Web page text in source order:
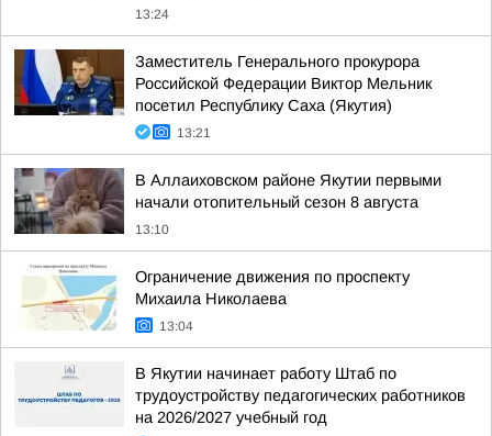
13:24
Заместитель Генерального прокурора
Российской Федерации Виктор Мельник
посетил Республику Саха (Якутия)
13:21
В Аллаиховском районе Якутии первыми
начали отопительный сезон 8 августа
13:10
Ограничение движения по проспекту
Михаила Николаева
13:04
В Якутии начинает работу Штаб по
трудоустройству педагогических работников
на 2026/2027 учебный год